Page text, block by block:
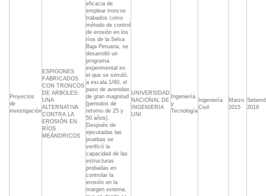
Proyectos
de
investigación
ESPIGONES
FABRICADOS
CON TRONCOS
DE ARBOLES:
UNA
ALTERNATIVA
CONTRA LA
EROSIÓN EN
RÍOS
MEÁNDRICOS
eficacia de
emplear troncos
trabados como
método de control
de erosión en los
ríos de la Selva
Baja Peruana, se
desarrolló un
programa
experimental en
el que se simuló,
a escala 1/60, el
paso de avenidas
de gran magnitud
(periodos de
retorno de 25 y
50 años).
Después de
ejecutadas las
pruebas se
verificó la
capacidad de las
estructuras
probadas en
controlar la
erosión en la
margen externa,
UNIVERSIDAD
NACIONAL DE
INGENIERIA
UNI
Ingeniería
y
Tecnología
Ingeniería
Civil
Marzo
2015
2019